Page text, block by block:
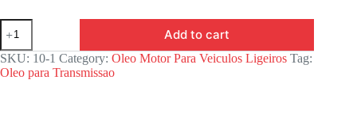
Add to cart
SKU: 10-1 Category: Oleo Motor Para Veiculos Ligeiros Tag:
Oleo para Transmissao